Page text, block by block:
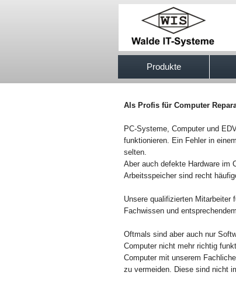
Produkte
Als Profis für Computer
PC-Systeme, Computer und
funktionieren. Ein Fehler in
selten.
Aber auch defekte Hardware im
Arbeitsspeicher sind recht
Unsere qualifizierten Mitarbeiter
Fachwissen und
Oftmals sind aber auch nur
Computer nicht mehr richtig
Computer mit unserem
zu vermeiden. Diese sind nicht